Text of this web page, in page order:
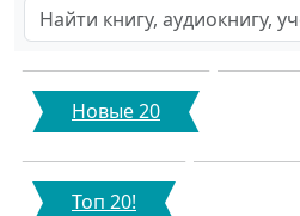
Новые 20
Топ 20!